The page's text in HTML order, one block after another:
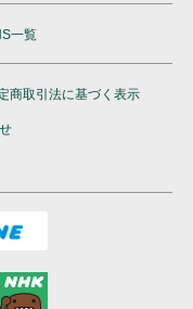
一覧
商取引法に基づく表示